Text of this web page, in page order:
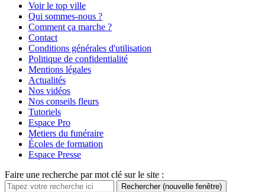
Voir le top ville
Qui sommes-nous ?
Comment ça marche ?
Contact
Conditions générales d'utilisation
Politique de confidentialité
Mentions légales
Actualités
Nos vidéos
Nos conseils fleurs
Tutoriels
Espace Pro
Metiers du funéraire
Écoles de formation
Espace Presse
Faire une recherche par mot clé sur le site :
Rechercher (nouvelle fenêtre)